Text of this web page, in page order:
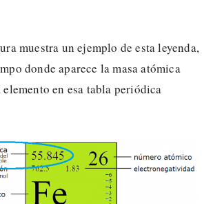
muestra un ejemplo de esta leyenda,
donde aparece la masa atómica
en esa tabla periódica